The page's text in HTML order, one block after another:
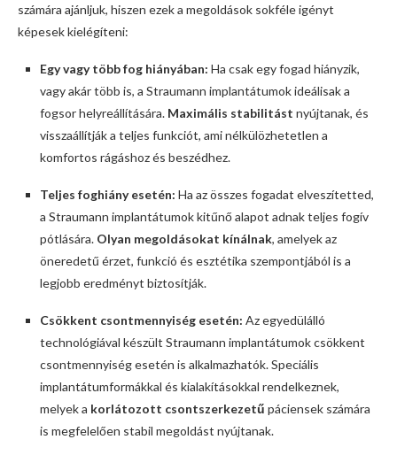
számára ajánljuk, hiszen ezek a megoldások sokféle igényt
képesek kielégíteni:
Egy vagy több fog hiányában: Ha csak egy fogad hiányzik,
vagy akár több is, a Straumann implantátumok ideálisak a
fogsor helyreállítására. Maximális stabilitást nyújtanak, és
visszaállítják a teljes funkciót, ami nélkülözhetetlen a
komfortos rágáshoz és beszédhez.
Teljes foghiány esetén: Ha az összes fogadat elveszítetted,
a Straumann implantátumok kitűnő alapot adnak teljes fogív
pótlására. Olyan megoldásokat kínálnak, amelyek az
öneredetű érzet, funkció és esztétika szempontjából is a
legjobb eredményt biztosítják.
Csökkent csontmennyiség esetén: Az egyedülálló
technológiával készült Straumann implantátumok csökkent
csontmennyiség esetén is alkalmazhatók. Speciális
implantátumformákkal és kialakításokkal rendelkeznek,
melyek a korlátozott csontszerkezetű páciensek számára
is megfelelően stabil megoldást nyújtanak.